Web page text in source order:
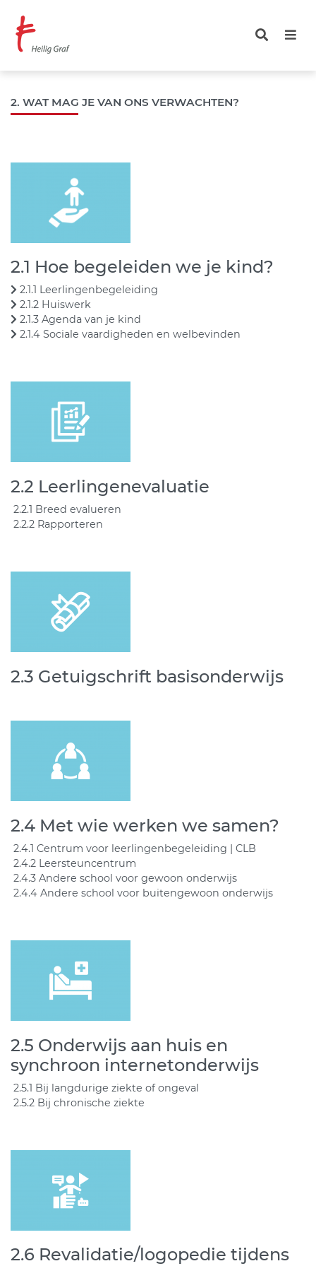
naar
2. WAT MAG JE VAN ONS VERWACHTEN?
2.1 Hoe begeleiden we je kind?
2.1.1 Leerlingenbegeleiding
2.1.2 Huiswerk
2.1.3 Agenda van je kind
2.1.4 Sociale vaardigheden en welbevinden
2.2 Leerlingenevaluatie
2.2.1 Breed evalueren
2.2.2 Rapporteren
2.3 Getuigschrift basisonderwijs
2.4 Met wie werken we samen?
2.4.1 Centrum voor leerlingenbegeleiding | CLB
2.4.2 Leersteuncentrum
2.4.3 Andere school voor gewoon onderwijs
2.4.4 Andere school voor buitengewoon onderwijs
2.5 Onderwijs aan huis en
synchroon internetonderwijs
2.5.1 Bij langdurige ziekte of ongeval
2.5.2 Bij chronische ziekte
2.6 Revalidatie/logopedie tijdens